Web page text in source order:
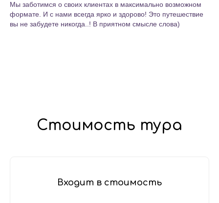
Мы заботимся о своих клиентах в максимально возможном
формате. И с нами всегда ярко и здорово! Это путешествие
вы не забудете никогда..! В приятном смысле слова)
Стоимость тура
Входит в стоимость